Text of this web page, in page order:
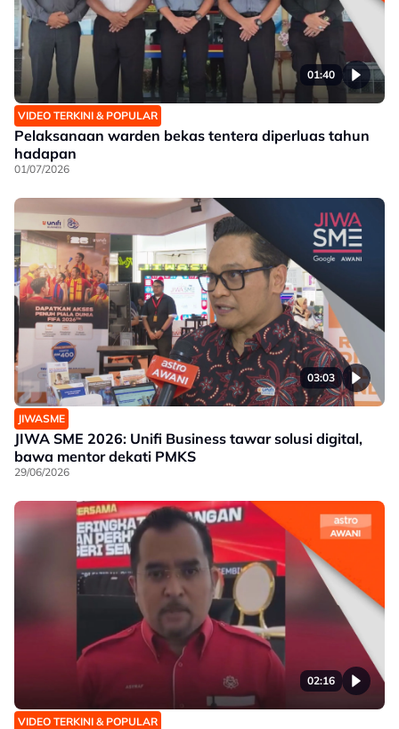
01:40
VIDEO TERKINI & POPULAR
Pelaksanaan warden bekas tentera diperluas tahun
hadapan
01/07/2026
03:03
JIWASME
JIWA SME 2026: Unifi Business tawar solusi digital,
bawa mentor dekati PMKS
29/06/2026
02:16
VIDEO TERKINI & POPULAR